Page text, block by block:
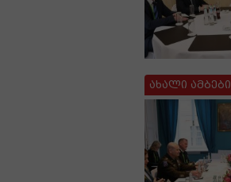
ახალი ამბები